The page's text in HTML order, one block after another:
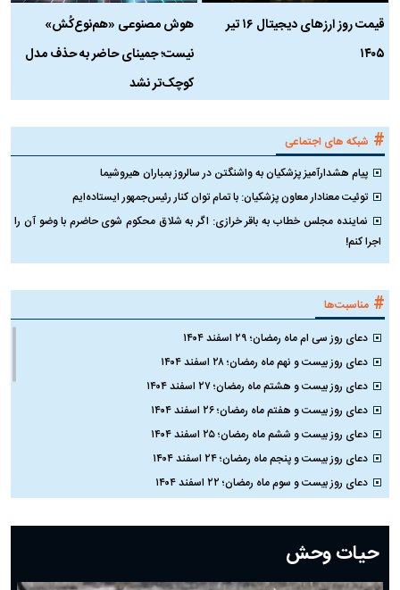
قیمت روز ارز‌های دیجیتال ۱۶ تیر
۱۴۰۵
هوش مصنوعی «هم‌نوع‌کُش»
نیست؛ جمینای حاضر به حذف مدل
کوچک‌تر نشد
# شبکه های اجتماعی
پیام هشدارآمیز پزشکیان به واشنگتن در سالروز بمباران هیروشیما
توئیت معنادار معاون پزشکیان: با تمام توان کنار رئیس‌جمهور ایستاده‌ایم
نماینده مجلس خطاب به باقر خرازی: اگر به شلاق محکوم شوی حاضرم با وضو آن را
اجرا کنم!
# مناسبت‌ها
دعای روز سی ام ماه رمضان؛ ۲۹ اسفند ۱۴۰۴
دعای روز بیست و نهم ماه رمضان؛ ۲۸ اسفند ۱۴۰۴
دعای روز بیست و هشتم ماه رمضان؛ ۲۷ اسفند ۱۴۰۴
دعای روز بیست و هفتم ماه رمضان؛ ۲۶ اسفند ۱۴۰۴
دعای روز بیست و ششم ماه رمضان؛ ۲۵ اسفند ۱۴۰۴
دعای روز بیست و پنجم ماه رمضان؛ ۲۴ اسفند ۱۴۰۴
دعای روز بیست و سوم ماه رمضان؛ ۲۲ اسفند ۱۴۰۴
دعای روز بیستم ماه رمضان؛ ۱۹ اسفند ۱۴۰۴
دعای روز هشتم ماه مبارک رمضان؛ ۷ اسفند ماه ۱۴۰۴
دعای روز هفتم ماه رمضان؛ ۶ اسفند ۱۴۰۴
حیات وحش